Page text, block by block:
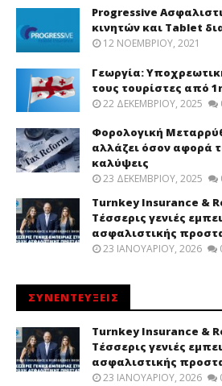
Progressive
κινητών και Tablet
12 ΝΟΕΜΒΡΊΟΥ, 2021
Γεωργία:
τους τουρίστες από
22 ΔΕΚΕΜΒΡΊΟΥ, 2025
Φορολογική
αλλάζει όσον αφορά
καλύψεις
23 ΔΕΚΕΜΒΡΊΟΥ, 2025
Turnkey Insurance &
Τέσσερις γενιές
ασφαλιστικής
23 ΙΑΝΟΥΑΡΊΟΥ, 2026
ΣΥΝΕΝΤΕΥΞΕΙΣ
Turnkey Insurance &
Τέσσερις γενιές
ασφαλιστικής
23 ΙΑΝΟΥΑΡΊΟΥ, 2026